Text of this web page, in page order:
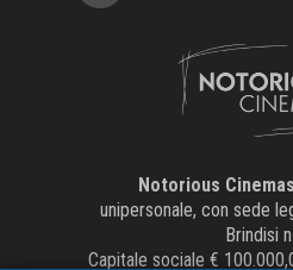
Notorious
unipersonale, con sede
Brindisi
Capitale sociale €